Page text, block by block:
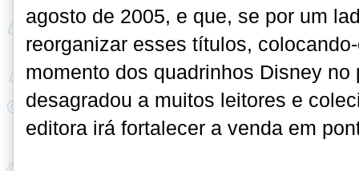
agosto de 2005, e que, se por um
reorganizar esses títulos,
momento dos quadrinhos Disney
desagradou a muitos leitores e
editora irá fortalecer a venda em